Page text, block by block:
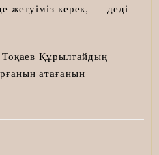
жетуіміз керек, — деді
Тоқаев Құрылтайдың
атағанын